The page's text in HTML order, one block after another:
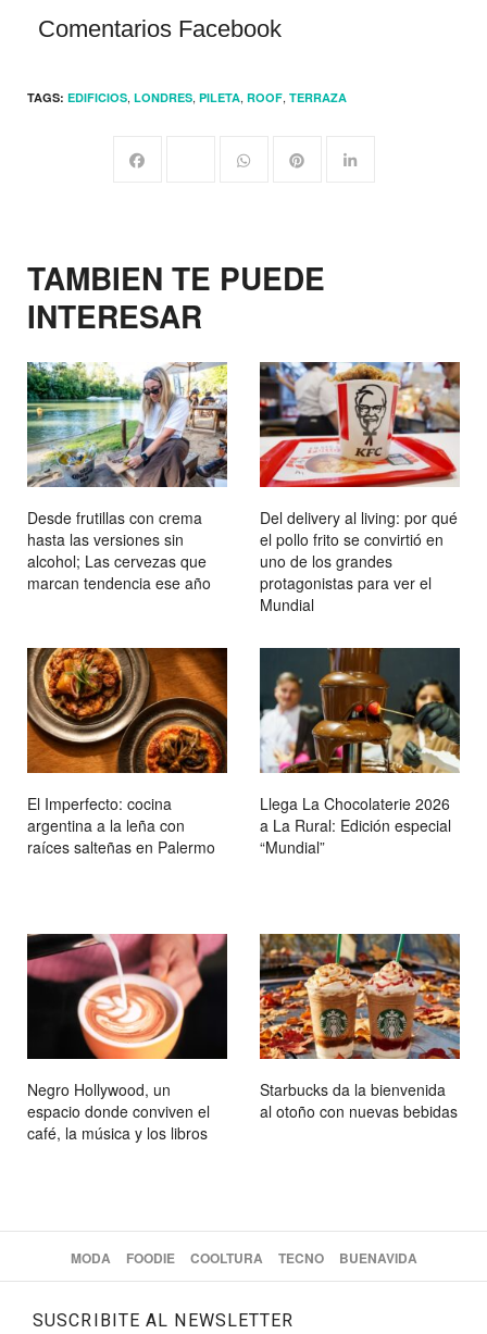
Comentarios Facebook
TAGS: EDIFICIOS, LONDRES, PILETA, ROOF, TERRAZA
TAMBIEN TE PUEDE
INTERESAR
Desde frutillas con crema
hasta las versiones sin
alcohol; Las cervezas que
marcan tendencia ese año
Del delivery al living: por qué
el pollo frito se convirtió en
uno de los grandes
protagonistas para ver el
Mundial
El Imperfecto: cocina
argentina a la leña con
raíces salteñas en Palermo
Llega La Chocolaterie 2026
a La Rural: Edición especial
“Mundial”
Negro Hollywood, un
espacio donde conviven el
café, la música y los libros
Starbucks da la bienvenida
al otoño con nuevas bebidas
MODA FOODIE COOLTURA TECNO BUENAVIDA
SUSCRIBITE AL NEWSLETTER